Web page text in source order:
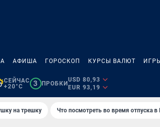
АФИША ГОРОСКОП КУРСЫ ВАЛЮТ
СЕЙЧАС
+20°C
3 ПРОБКИ
USD 80,93
EUR 93,19
на трешку Что посмотреть во время отпуска в